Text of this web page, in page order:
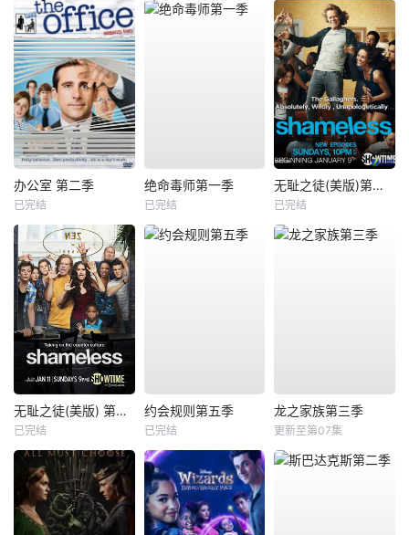
办公室 第二季
已完结
绝命毒师第一季
已完结
无耻之徒(美版)第一季
已完结
无耻之徒(美版) 第五季
已完结
约会规则第五季
已完结
龙之家族第三季
更新至第07集